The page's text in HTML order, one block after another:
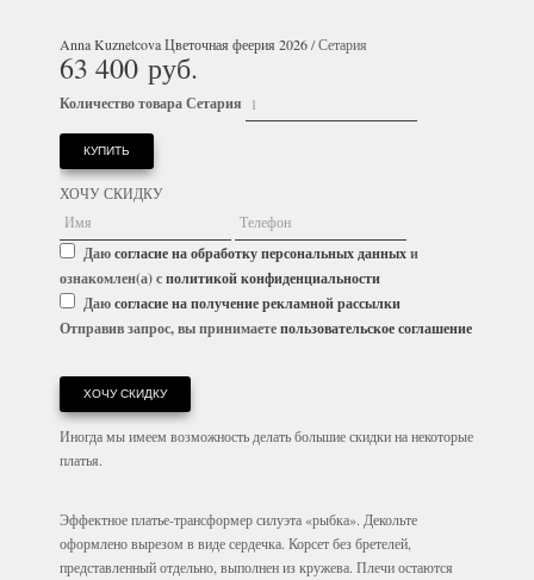
Anna Kuznetcova Цветочная феерия 2026/ Сетария
63 400 руб.
Количество товара Сетария
КУПИТЬ
ХОЧУ СКИДКУ
Даюсогласие на обработку персональных данныхи
ознакомлен(а) сполитикой конфиденциальности
Даюсогласие на получение рекламной рассылки
Отправив запрос, вы принимаетепользовательское соглашение
ХОЧУ СКИДКУ
Иногда мы имеем возможность делать большие скидки на некоторые
платья.
Эффектное платье-трансформер силуэта «рыбка». Декольте
оформлено вырезом в виде сердечка. Корсет без бретелей,
представленный отдельно, выполнен из кружева. Плечи остаются